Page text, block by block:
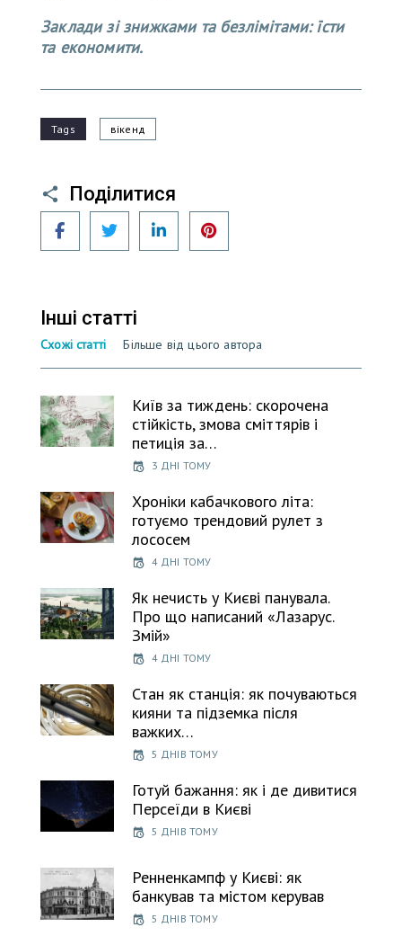
Заклади зі знижками та безлімітами: їсти
та економити.
Tags вікенд
Поділитися
Facebook Twitter LinkedIn
Інші статті
Схожі статті Більше від цього автора
Київ за тиждень: скорочена
стійкість, змова сміттярів і
петиція за…
3 ДНІ ТОМУ
Хроніки кабачкового літа:
готуємо трендовий рулет з
лососем
4 ДНІ ТОМУ
Як нечисть у Києві панувала.
Про що написаний «Лазарус.
Змій»
4 ДНІ ТОМУ
Стан як станція: як почуваються
кияни та підземка після
важких…
5 ДНІВ ТОМУ
Готуй бажання: як і де дивитися
Персеїди в Києві
5 ДНІВ ТОМУ
Ренненкампф у Києві: як
банкував та містом керував
5 ДНІВ ТОМУ